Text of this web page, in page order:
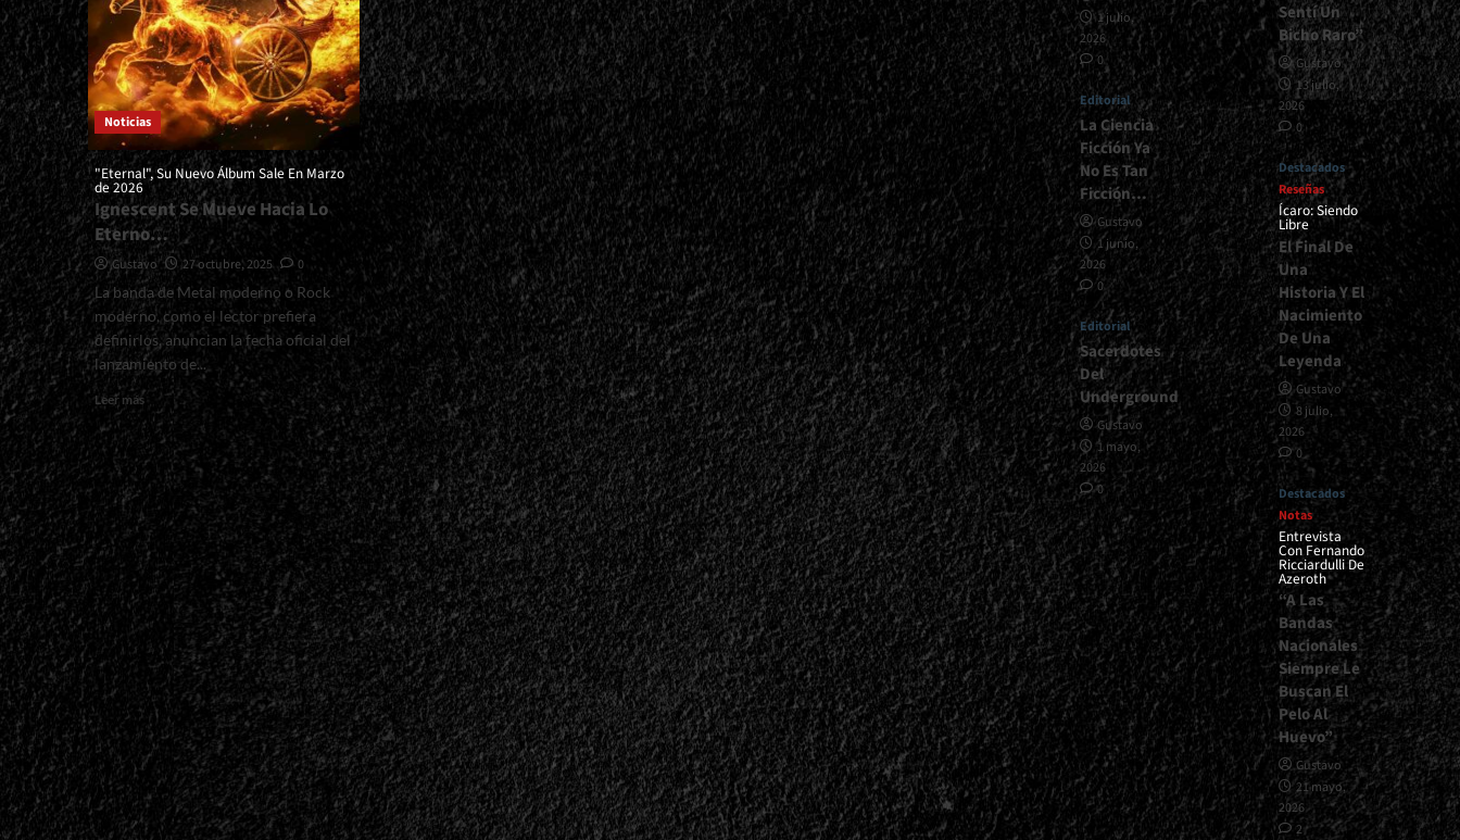
Noticias
"Eternal", Su Nuevo Álbum Sale En Marzo
de 2026
Ignescent Se Mueve Hacia Lo
Eterno…
Gustavo 27 octubre, 2025
0
La banda de Metal moderno o Rock
moderno, como el lector prefiera
definirlos, anuncian la fecha oficial del
lanzamiento de...
Leer másRead
more
about
<small>"Eternal",
Su
Nuevo
Álbum
Sale
En
Marzo
de
2026<span>
</span>
</small>
<div>Ignescent
Se
Mueve
Hacia
Lo
Eterno…
</div>
1 julio,
2026
0
Editorial
La Ciencia
Ficción Ya
No Es Tan
Ficción…
Gustavo
1 junio,
2026
0
Editorial
Sacerdotes
Del
Underground
Gustavo
1 mayo,
2026
0
Sentí Un
Bicho Raro”
Gustavo
13 julio,
2026
0
Destacados
Reseñas
Ícaro: Siendo
Libre
El Final De
Una
Historia Y El
Nacimiento
De Una
Leyenda
Gustavo
8 julio,
2026
0
Destacados
Notas
Entrevista
Con Fernando
Ricciardulli De
Azeroth
“A Las
Bandas
Nacionales
Siempre Le
Buscan El
Pelo Al
Huevo”
Gustavo
21 mayo,
2026
2